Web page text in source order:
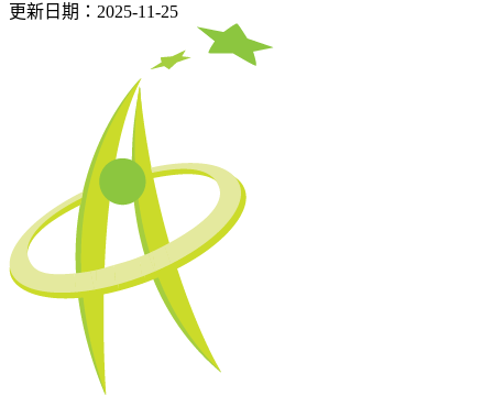
更新日期：2025-11-25